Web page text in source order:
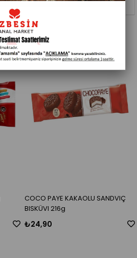
Filtreleme
COCO PAYE KAKAOLU SANDVIÇ
BISKÜVI 216g
₺24,90